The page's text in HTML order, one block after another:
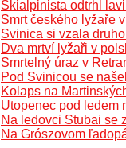
Skialpinista odtrhl
Smrt českého lyžaře
Svinica si vzala
Dva mrtví lyžaři v
Smrtelný úraz v
Pod Svinicou se
Kolaps na
Utopenec pod ledem
Na ledovci Stubai se
Na Grószovom